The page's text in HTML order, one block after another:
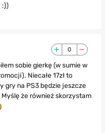
:))
0
sobie gierkę (w sumie w
Niecałe 17zł to
gry na PS3 będzie jeszcze
że również skorzystam